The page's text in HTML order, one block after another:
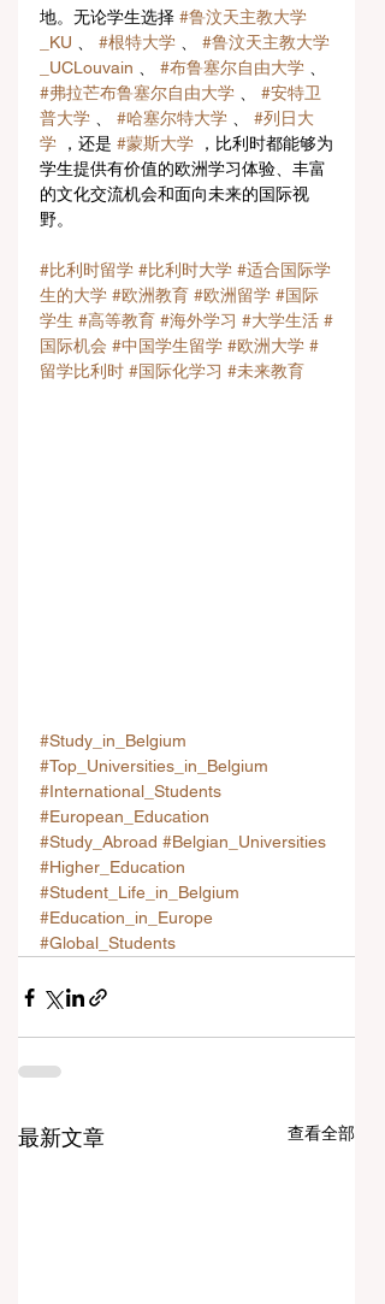
地。无论学生选择 #鲁汶天主教大学
_KU
#根特大学
#鲁汶天主教大学
_UCLouvain
#布鲁塞尔自由大学
#弗拉芒布鲁塞尔自由大学
#安特卫
普大学
#哈塞尔特大学
#列日大
学 ，还是 #蒙斯大学 ，比利时都能够为
学生提供有价值的欧洲学习体验、丰富
的文化交流机会和面向未来的国际视
野。
#比利时留学 #比利时大学 #适合国际学
生的大学 #欧洲教育 #欧洲留学 #国际
学生 #高等教育 #海外学习 #大学生活 #
国际机会 #中国学生留学 #欧洲大学 #
留学比利时 #国际化学习 #未来教育
#Study_in_Belgium
#Top_Universities_in_Belgium
#International_Students
#European_Education
#Study_Abroad #Belgian_Universities
#Higher_Education
#Student_Life_in_Belgium
#Education_in_Europe
#Global_Students
最新文章 查看全部